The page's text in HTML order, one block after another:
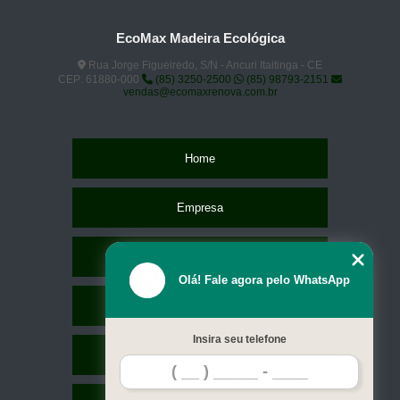
EcoMax Madeira Ecológica
Rua Jorge Figueiredo, S/N - Ancuri Itaitinga - CE
CEP: 61880-000
(85) 3250-2500
(85) 98793-2151
vendas@ecomaxrenova.com.br
Home
Empresa
Contato
Olá! Fale agora pelo WhatsApp
Insira seu telefone